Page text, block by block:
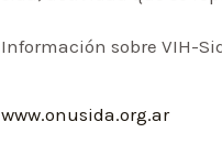
Información sobre VIH-
www.onusida.org.ar